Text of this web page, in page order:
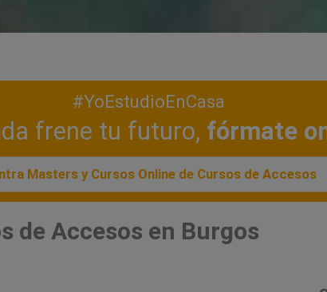
#YoEstudioEnCasa
frene tu futuro, fórmate
Masters y Cursos Online de Cursos de Accesos
de Accesos en Burgos